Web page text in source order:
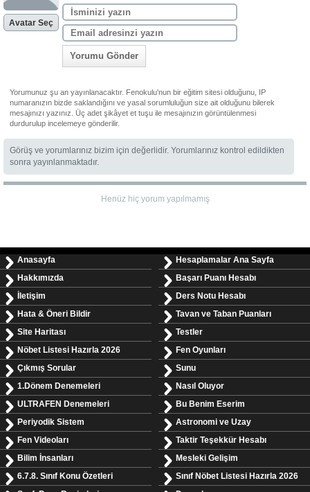
Avatar Seç
Yorumu Gönder
Yorumunuz şu an yayınlanacaktır. Fenokulu'nun bir eğitim sitesi olduğunu, IP
numaranızın bizde saklandığını ve yasal sorumluluğun size ait olduğunu bilerek
mesajınızı yazınız. Üç adet şikâyet et tuşu ile mesajınızın görüntülenmesi
durdurulup incelemeye gönderilir.
Görüş ve yorumlarınız bizim için değerlidir. Yorumlarınız kontrol edildikten
sonra yayınlanmaktadır.
Henüz hiç yorum yapılmamış
Anasayfa
Hakkımızda
İletişim
Hata & Öneri Bildir
Site Haritası
Nöbet Listesi Hazırla 2026
Çıkmış Sorular
1.Dönem Denemeleri
ULTRAFEN Denemeleri
Periyodik Sistem
Fen Videoları
Bilim İnsanları
6.7.8. Sınıf Konu Özetleri
Hesaplamalar Ana Sayfa
Başarı Puanı Hesabı
Ders Notu Hesabı
Tavan ve Taban Puanları
Testler
Fen Oyunları
Sunu
Nasıl Oluyor
Bu Benim Eserim
Astronomi ve Uzay
Taktir Teşekkür Hesabı
Mesleki Gelişim
Sınıf Nöbet Listesi Hazırla 2026